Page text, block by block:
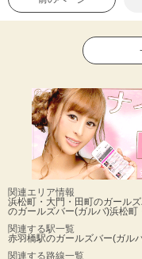
関連エリア情報
浜松町・大門・田町のガール
のガールズバー(ガルバ)浜松町
関連する駅一覧
赤羽橋駅のガールズバー(ガル
関連する路線一覧